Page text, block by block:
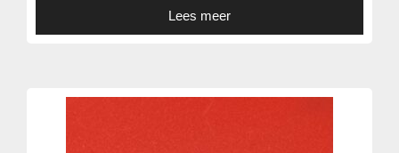
Lees meer